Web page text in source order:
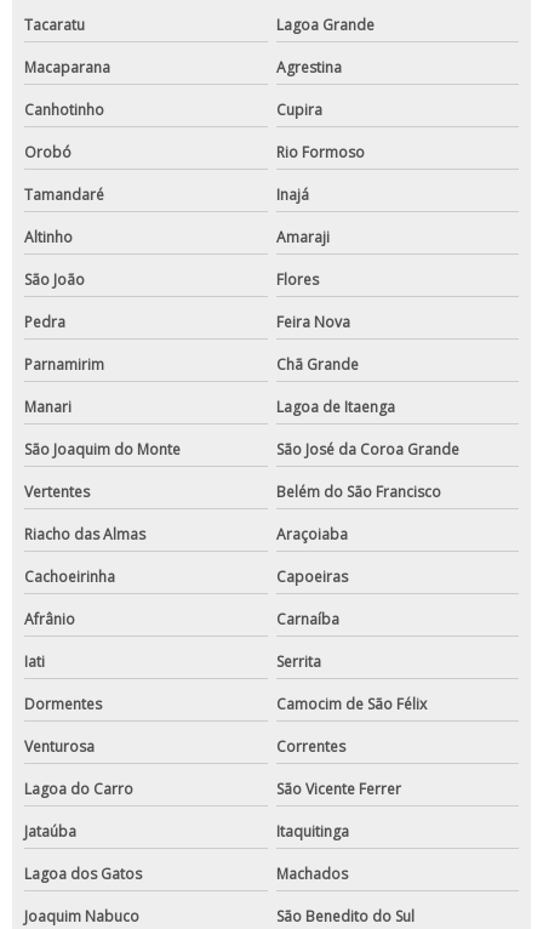
Tacaratu Lagoa Grande
Macaparana Agrestina
Canhotinho Cupira
Orobó Rio Formoso
Tamandaré Inajá
Altinho Amaraji
São João Flores
Pedra Feira Nova
Parnamirim Chã Grande
Manari Lagoa de Itaenga
São Joaquim do Monte São José da Coroa Grande
Vertentes Belém do São Francisco
Riacho das Almas Araçoiaba
Cachoeirinha Capoeiras
Afrânio Carnaíba
Iati Serrita
Dormentes Camocim de São Félix
Venturosa Correntes
Lagoa do Carro São Vicente Ferrer
Jataúba Itaquitinga
Lagoa dos Gatos Machados
Joaquim Nabuco São Benedito do Sul